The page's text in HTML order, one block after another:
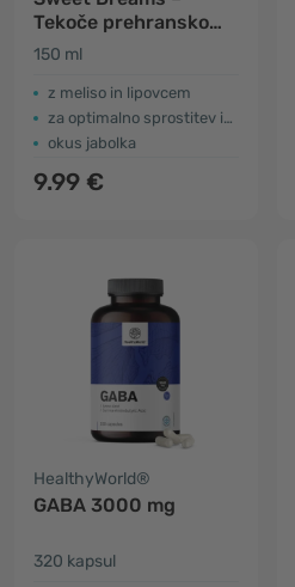
Tekoče prehransko
dopolnilo za otroke za
150 ml
z meliso in lipovcem
za optimalno sprostitev in spanec
okus jabolka
9.99 €
HealthyWorld®
GABA 3000 mg
320 kapsul